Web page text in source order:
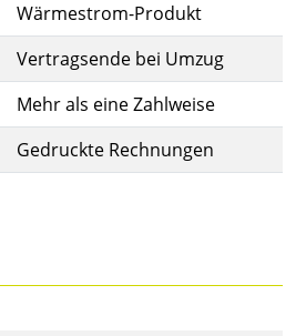
Wärmestrom-Produkt
Vertragsende bei Umzug
Mehr als eine Zahlweise
Gedruckte Rechnungen